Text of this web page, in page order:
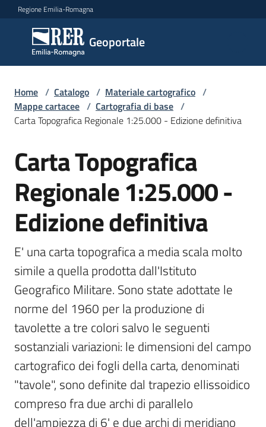
Vai al contenuto
Vai alla navigazione
Vai al footer
Regione Emilia-Romagna
Geoportale
Geoportale
Catalogo
dati,
servizi
Visualizza
dati
on-
Scarica
dati
Approfondimenti
Archivio
Home / Catalogo / Materiale cartografico /
Mappe cartacee / Cartografia di base /
Carta Topografica Regionale 1:25.000 - Edizione definitiva
Salta al contenuto
Carta Topografica
Regionale 1:25.000 -
Edizione definitiva
E' una carta topografica a media scala molto
simile a quella prodotta dall'Istituto
Geografico Militare. Sono state adottate le
norme del 1960 per la produzione di
tavolette a tre colori salvo le seguenti
sostanziali variazioni: le dimensioni del campo
cartografico dei fogli della carta, denominati
"tavole", sono definite dal trapezio ellissoidico
compreso fra due archi di parallelo
dell'ampiezza di 6' e due archi di meridiano